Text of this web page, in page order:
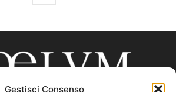
Gestisci Consenso